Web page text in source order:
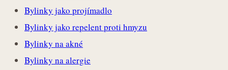
Bylinky jako projímadlo
Bylinky jako repelent proti hmyzu
Bylinky na akné
Bylinky na alergie